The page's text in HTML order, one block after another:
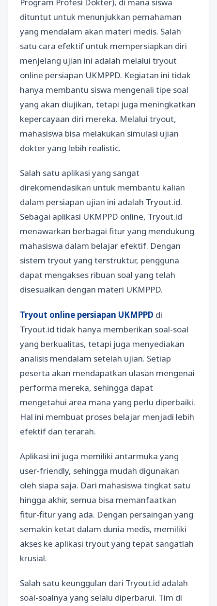
dituntut untuk menunjukkan pemahaman
yang mendalam akan materi medis. Salah
satu cara efektif untuk mempersiapkan diri
menjelang ujian ini adalah melalui tryout
online persiapan UKMPPD. Kegiatan ini tidak
hanya membantu siswa mengenali tipe soal
yang akan diujikan, tetapi juga meningkatkan
kepercayaan diri mereka. Melalui tryout,
mahasiswa bisa melakukan simulasi ujian
dokter yang lebih realistic.
Salah satu aplikasi yang sangat
direkomendasikan untuk membantu kalian
dalam persiapan ujian ini adalah Tryout.id.
Sebagai aplikasi UKMPPD online, Tryout.id
menawarkan berbagai fitur yang mendukung
mahasiswa dalam belajar efektif. Dengan
sistem tryout yang terstruktur, pengguna
dapat mengakses ribuan soal yang telah
disesuaikan dengan materi UKMPPD.
Tryout online persiapan UKMPPD di
Tryout.id tidak hanya memberikan soal-soal
yang berkualitas, tetapi juga menyediakan
analisis mendalam setelah ujian. Setiap
peserta akan mendapatkan ulasan mengenai
performa mereka, sehingga dapat
mengetahui area mana yang perlu diperbaiki.
Hal ini membuat proses belajar menjadi lebih
efektif dan terarah.
Aplikasi ini juga memiliki antarmuka yang
user-friendly, sehingga mudah digunakan
oleh siapa saja. Dari mahasiswa tingkat satu
hingga akhir, semua bisa memanfaatkan
fitur-fitur yang ada. Dengan persaingan yang
semakin ketat dalam dunia medis, memiliki
akses ke aplikasi tryout yang tepat sangatlah
krusial.
Salah satu keunggulan dari Tryout.id adalah
soal-soalnya yang selalu diperbarui. Tim di